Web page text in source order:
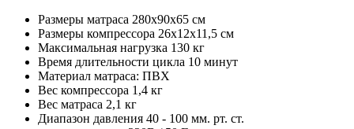
Размеры матраса 280х90х65 см
Размеры компрессора 26х12х11,5 см
Максимальная нагрузка 130 кг
Время длительности цикла 10 минут
Материал матраса: ПВХ
Вес компрессора 1,4 кг
Вес матраса 2,1 кг
Диапазон давления 40 - 100 мм. рт. ст.